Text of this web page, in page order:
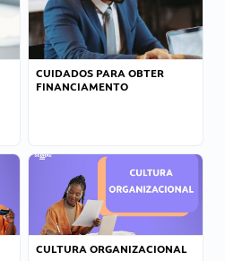
CUIDADOS PARA OBTER
FINANCIAMENTO
CULTURA ORGANIZACIONAL